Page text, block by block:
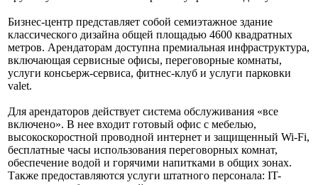
Бизнес-центр представляет собой семиэтажное здание
классического дизайна общей площадью 4600 квадратных
метров. Арендаторам доступна премиальная инфраструктура,
включающая сервисные офисы, переговорные комнаты,
услуги консьерж-сервиса, фитнес-клуб и услуги парковки
valet.
Для арендаторов действует система обслуживания «все
включено». В нее входит готовый офис с мебелью,
высокоскоростной проводной интернет и защищенный Wi-Fi,
бесплатные часы использования переговорных комнат,
обеспечение водой и горячими напитками в общих зонах.
Также предоставляются услуги штатного персонала: IT-